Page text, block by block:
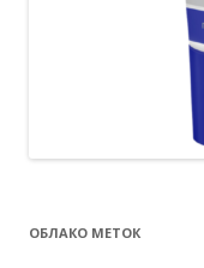
ОБЛАКО МЕТОК